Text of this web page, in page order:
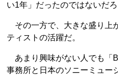
い1年」だったのではないだろ
その一方で、大きな盛り上
ティストの活躍だ。
あまり興味がない人でも「
事務所と日本のソニーミュー